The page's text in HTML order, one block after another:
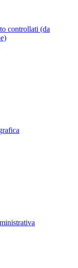
controllati (da